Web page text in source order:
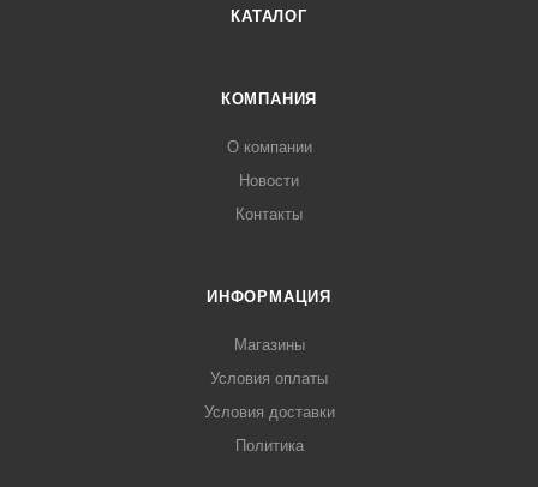
КАТАЛОГ
КОМПАНИЯ
О компании
Новости
Контакты
ИНФОРМАЦИЯ
Магазины
Условия оплаты
Условия доставки
Политика